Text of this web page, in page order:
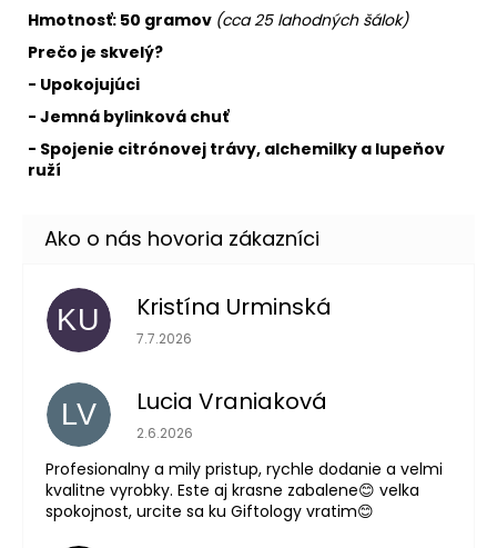
Hmotnosť: 50 gramov (cca 25 lahodných šálok)
Prečo je skvelý?
- Upokojujúci
- Jemná bylinková chuť
- Spojenie citrónovej trávy, alchemilky a lupeňov
ruží
KU Kristína Urminská
Hodnotenie obchodu je 5 z 5 hviezdičiek.
7.7.2026
LV Lucia Vraniaková
Hodnotenie obchodu je 5 z 5 hviezdičiek.
2.6.2026
Profesionalny a mily pristup, rychle dodanie a velmi
kvalitne vyrobky. Este aj krasne zabalene😊 velka
spokojnost, urcite sa ku Giftology vratim😊